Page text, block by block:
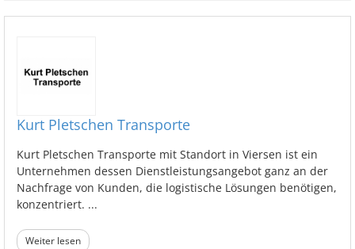
Kurt Pletschen Transporte
Kurt Pletschen Transporte mit Standort in Viersen ist ein
Unternehmen dessen Dienstleistungsangebot ganz an der
Nachfrage von Kunden, die logistische Lösungen benötigen,
konzentriert. ...
Weiter lesen